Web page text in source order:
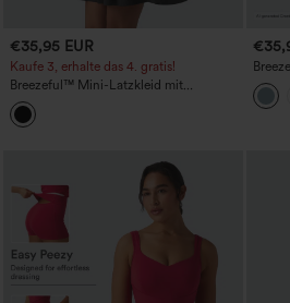
€35,95 EUR
Kaufe 3, erhalte das 4. gratis!
Breezeful™ Mini-Latzkleid mit
verstellbaren Trägern - luftig,
schnelltrocknend und lässig, mit
Taschen
lässig